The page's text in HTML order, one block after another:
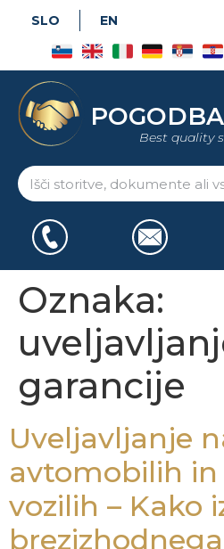
SLO EN
Best quality
Oznaka:
garancije
Uveljavljanje
avtomobilih in
vozilih – Kako